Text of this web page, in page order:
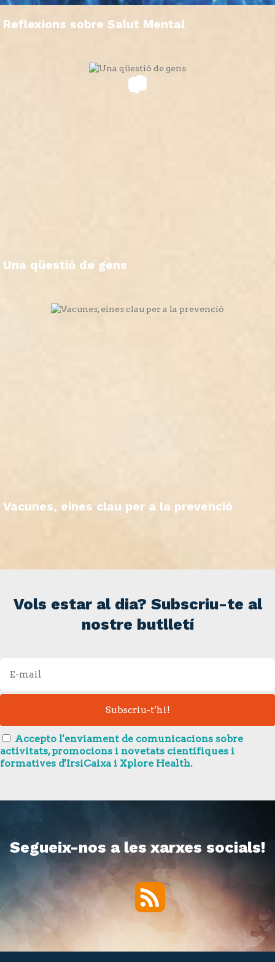
Reflexions sobre Salut Mental
Una qüestió de gens
Vacunes, eines clau per a la prevenció
Vols estar al dia? Subscriu-te al
nostre butlletí
Accepto l'enviament de comunicacions sobre
activitats, promocions i novetats científiques i
formatives d'IrsiCaixa i Xplore Health.
Segueix-nos a les xarxes socials!
RSS